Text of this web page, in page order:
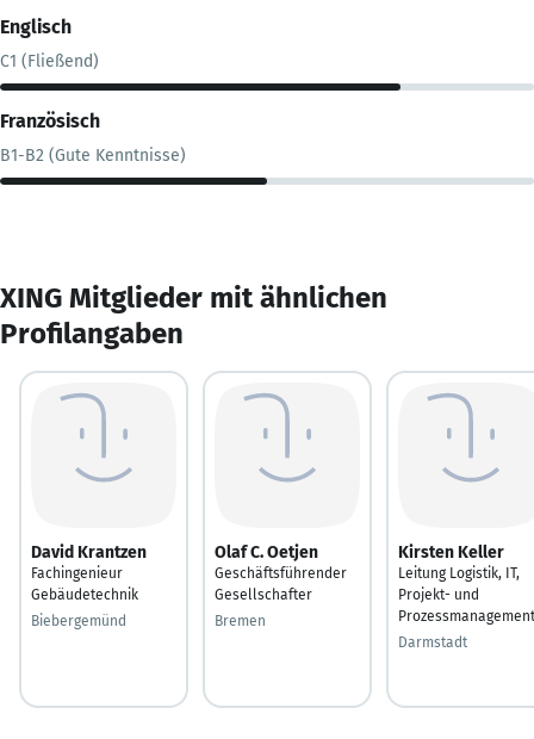
Englisch
C1 (Fließend)
Französisch
B1-B2 (Gute Kenntnisse)
XING Mitglieder mit ähnlichen
Profilangaben
David Krantzen
Fachingenieur
Gebäudetechnik
Biebergemünd
Olaf C. Oetjen
Geschäftsführender
Gesellschafter
Bremen
Kirsten Keller
Leitung Logistik, IT,
Projekt- und
Prozessmanagement
Darmstadt